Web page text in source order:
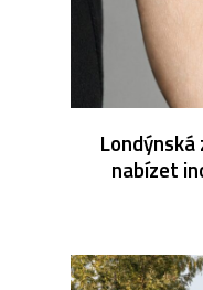
Londýnská
nabízet